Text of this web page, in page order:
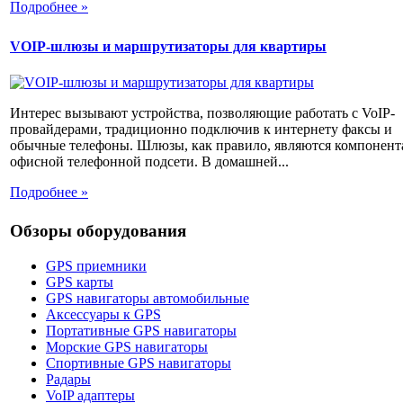
Подробнее »
VOIP-шлюзы и маршрутизаторы для квартиры
Интерес вызывают устройства, позволяющие работать с VoIP-
провайдерами, традиционно подключив к интернету факсы и
обычные телефоны. Шлюзы, как правило, являются
офисной телефонной подсети. В домашней...
Подробнее »
Обзоры оборудования
GPS приемники
GPS карты
GPS навигаторы автомобильные
Аксессуары к GPS
Портативные GPS навигаторы
Морские GPS навигаторы
Спортивные GPS навигаторы
Радары
VoIP адаптеры